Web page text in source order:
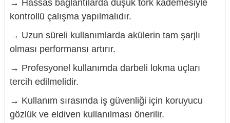
→ Hassas bağlantılarda düşük tork kademesiyle
kontrollü çalışma yapılmalıdır.
→ Uzun süreli kullanımlarda akülerin tam şarjlı
olması performansı artırır.
→ Profesyonel kullanımda darbeli lokma uçları
tercih edilmelidir.
→ Kullanım sırasında iş güvenliği için koruyucu
gözlük ve eldiven kullanılması önerilir.